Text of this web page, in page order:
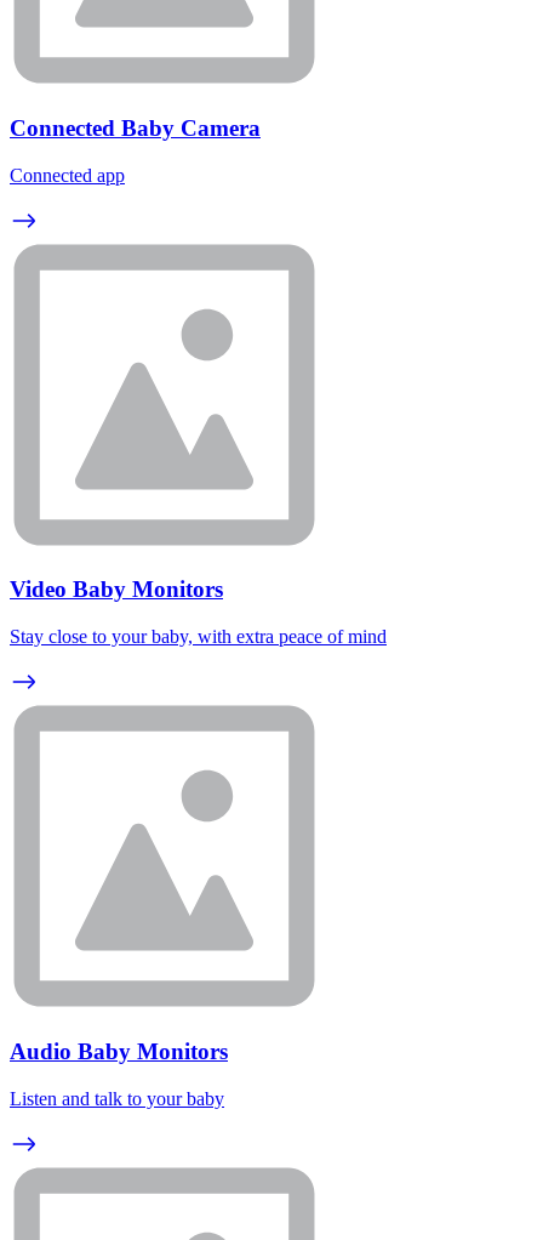
Connected Baby Camera
Connected app
Video Baby Monitors
Stay close to your baby, with extra peace of mind
Audio Baby Monitors
Listen and talk to your baby